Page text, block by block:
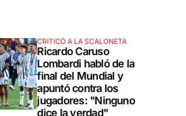
CRITICÓ A LA SCALONETA
Ricardo Caruso
Lombardi habló de la
final del Mundial y
apuntó contra los
jugadores: "Ninguno
dice la verdad"